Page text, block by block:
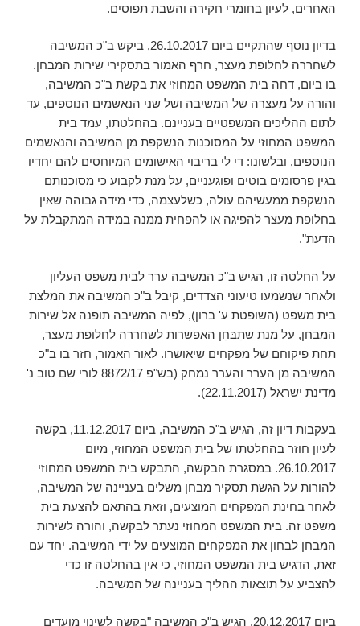
האחרים, לעיון בחומרי חקירה והשבת תפוסים.
בדיון נוסף שהתקיים ביום 26.10.2017, ביקש ב"כ המשיבה
לשחררה לחלופת מעצר, חרף האמור בתסקירי שירות המבחן.
בו ביום, דחה בית המשפט המחוזי את בקשת ב"כ המשיבה,
והורה על מעצרה של המשיבה ושל שני הנאשמים הנוספים, עד
לתום ההליכים המשפטיים בעניינם. בהחלטתו, עמד בית
המשפט המחוזי על המסוכנות הנשקפת מן המשיבה והנאשמים
הנוספים, ובלשונו: די לי בריבוי האישומים המיוחסים להם יחדיו
בגין פרסומים בוטים ופוגעניים, על מנת לקבוע כי מסוכנותם
הנשקפת ממעשיהם עולה, כשלעצמה, כדי מידה גבוהה שאין
בחלופת מעצר להפיגה או להפחית ממנה במידה המתקבלת על
הדעת".
על החלטה זו, הגיש ב"כ המשיבה ערר לבית משפט העליון
ולאחר שנשמעו טיעוני הצדדים, קיבל ב"כ המשיבה את המלצת
בית משפט (השופטת ע' ברון), לפיה המשיבה תופנה אל שירות
המבחן, על מנת שתִבַּחֵן האפשרות לשחררה לחלופת מעצר,
תחת פיקוחם של מפקחים שיאושרו. לאור האמור, חזר בו ב"כ
המשיבה מן הערר והערר נמחק (בש"פ 8872/17 לורי שם טוב נ'
מדינת ישראל (22.11.2017).
בעקבות דיון זה, הגיש ב"כ המשיבה, ביום 11.12.2017, בקשה
לעיון חוזר בהחלטתו של בית המשפט המחוזי, מיום
26.10.2017. במסגרת הבקשה, התבקש בית המשפט המחוזי
להורות על הגשת תסקיר מבחן משלים בעניינה של המשיבה,
לאחר בחינת המפקחים המוצעים, וזאת בהתאם להצעת בית
משפט זה. בית המשפט המחוזי נעתר לבקשה, והורה לשירות
המבחן לבחון את המפקחים המוצעים על ידי המשיבה. יחד עם
זאת, הדגיש בית המשפט המחוזי, כי אין בהחלטה זו כדי
להצביע על תוצאות ההליך בעניינה של המשיבה.
ביום 20.12.2017, הגיש ב"כ המשיבה "בקשה לשינוי מועדים